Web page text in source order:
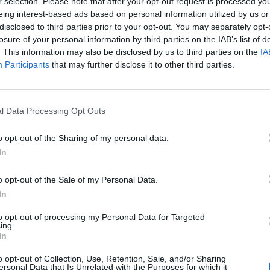
interest-based ads based on personal information utilized by us
to third parties prior to your opt-out. You may separately
of your personal information by third parties on the IAB’s list of
This information may also be disclosed by us to third parties on the
Participants that may further disclose it to other third parties.
Data Processing Opt Outs
opt-out of the Sharing of my personal data.
opt-out of the Sale of my Personal Data.
opt-out of processing my Personal Data for Targeted
opt-out of Collection, Use, Retention, Sale, and/or Sharing
Data that Is Unrelated with the Purposes for which it
Fot. Pixabay
który prowadzi do celi, było wyłączone światło”– powiedział Adam